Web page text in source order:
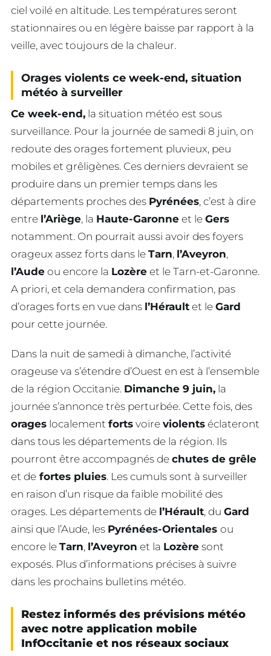
ciel voilé en altitude. Les températures seront
stationnaires ou en légère baisse par rapport à la
veille, avec toujours de la chaleur.
Orages violents ce week-end, situation
météo à surveiller
Ce week-end, la situation météo est sous
surveillance. Pour la journée de samedi 8 juin, on
redoute des orages fortement pluvieux, peu
mobiles et grêligènes. Ces derniers devraient se
produire dans un premier temps dans les
départements proches des Pyrénées, c’est à dire
entre l’Ariège, la Haute-Garonne et le Gers
notamment. On pourrait aussi avoir des foyers
orageux assez forts dans le Tarn, l’Aveyron,
l’Aude ou encore la Lozère et le Tarn-et-Garonne.
A priori, et cela demandera confirmation, pas
d’orages forts en vue dans l’Hérault et le Gard
pour cette journée.
Dans la nuit de samedi à dimanche, l’activité
orageuse va s’étendre d’Ouest en est à l’ensemble
de la région Occitanie. Dimanche 9 juin, la
journée s’annonce très perturbée. Cette fois, des
orages localement forts voire violents éclateront
dans tous les départements de la région. Ils
pourront être accompagnés de chutes de grêle
et de fortes pluies. Les cumuls sont à surveiller
en raison d’un risque da faible mobilité des
orages. Les départements de l’Hérault, du Gard
ainsi que l’Aude, les Pyrénées-Orientales ou
encore le Tarn, l’Aveyron et la Lozère sont
exposés. Plus d’informations précises à suivre
dans les prochains bulletins météo.
Restez informés des prévisions météo
avec notre application mobile
InfOccitanie et nos réseaux sociaux